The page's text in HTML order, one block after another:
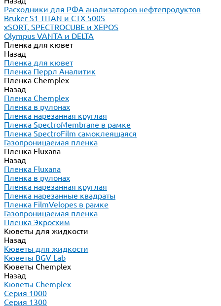
Расходники для РФА анализаторов нефтепродуктов
Bruker S1 TITAN и CTX 500S
xSORT, SPECTROCUBE и XEPOS
Olympus VANTA и DELTA
Пленка для кювет
Назад
Пленка для кювет
Пленка Перрл Аналитик
Пленка Chemplex
Назад
Пленка Chemplex
Пленка в рулонах
Пленка нарезанная круглая
Пленка SpectroMembrane в рамке
Пленка SpectroFilm самоклеящаяся
Газопроницаемая пленка
Пленка Fluxana
Назад
Пленка Fluxana
Пленка в рулонах
Пленка нарезанная круглая
Пленка нарезанные квадраты
Пленка FilmVelopes в рамке
Газопроницаемая пленка
Пленка Экросхим
Кюветы для жидкости
Назад
Кюветы для жидкости
Кюветы BGV Lab
Кюветы Chemplex
Назад
Кюветы Chemplex
Серия 1000
Серия 1300